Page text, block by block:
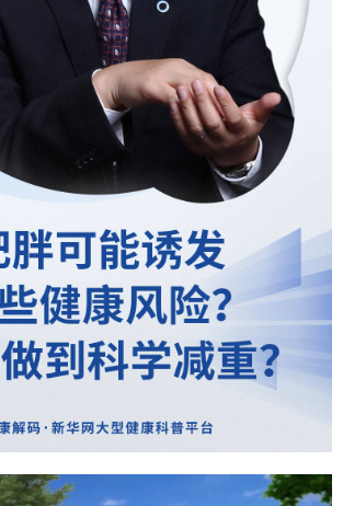
悦读
亚太网 上市公司
天津 河北 山西
吉林 上海 江苏
安徽 福建 江西
湖南
广西 海南
贵州 西藏